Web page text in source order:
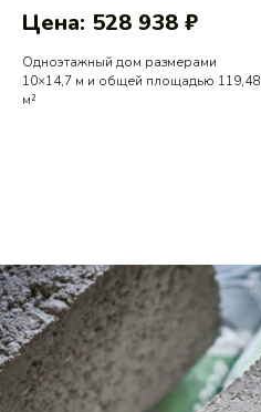
Цена: 528 938 ₽
Одноэтажный дом размерами
10×14,7 м и общей площадью 119,48
м²